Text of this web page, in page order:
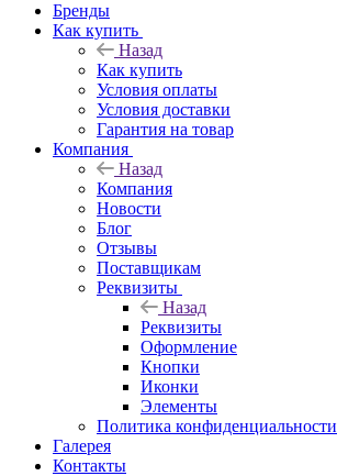
Бренды
Как купить
Назад
Как купить
Условия оплаты
Условия доставки
Гарантия на товар
Компания
Назад
Компания
Новости
Блог
Отзывы
Поставщикам
Реквизиты
Назад
Реквизиты
Оформление
Кнопки
Иконки
Элементы
Политика конфиденциальности
Галерея
Контакты